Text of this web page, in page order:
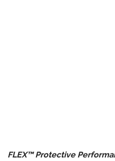
FLEX™ Protective